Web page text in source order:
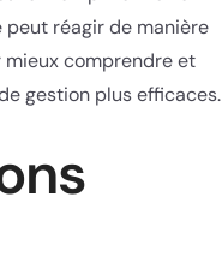
peut réagir de manière
mieux comprendre et
gestion plus efficaces.